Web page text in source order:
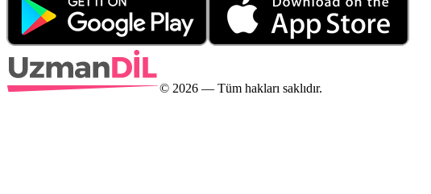
© 2026 — Tüm hakları saklıdır.